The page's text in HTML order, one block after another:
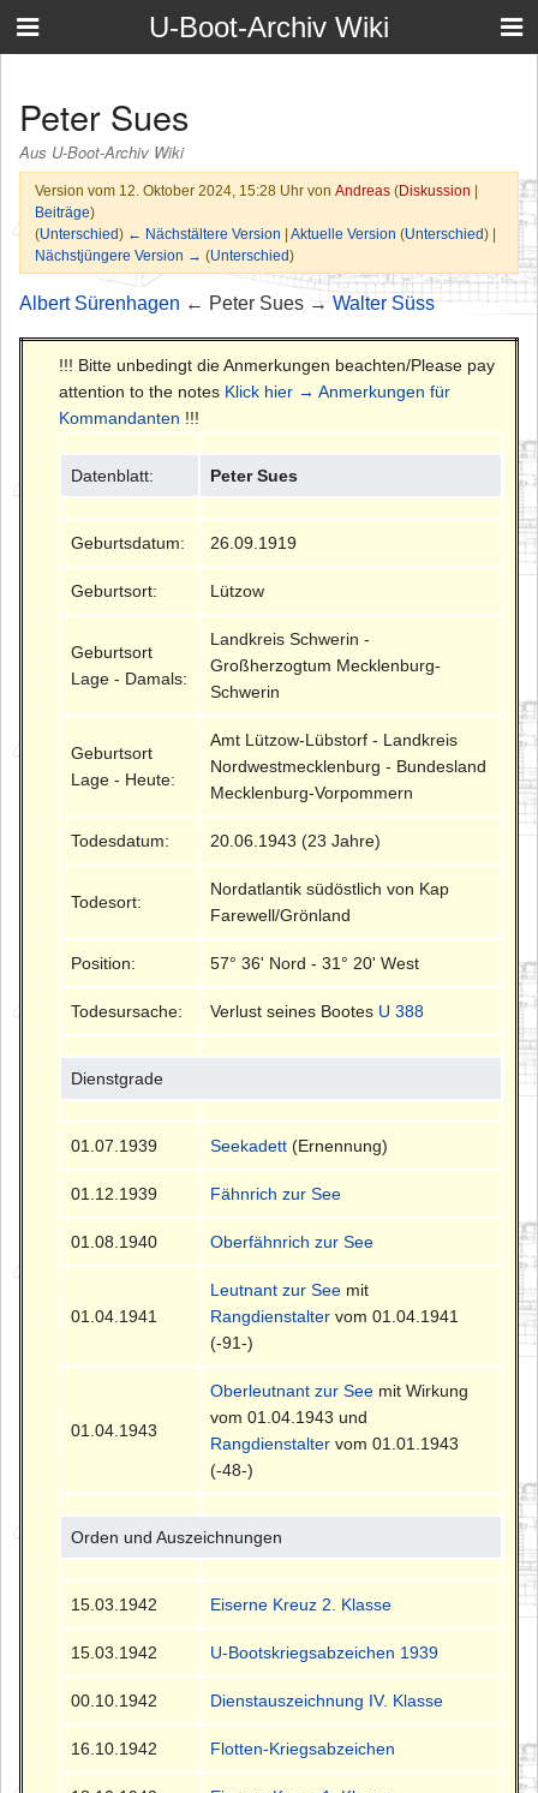
U-Boot-Archiv Wiki
Peter Sues
Aus U-Boot-Archiv Wiki
Version vom 12. Oktober 2024, 15:28 Uhr von Andreas (Diskussion |
Beiträge)
(Unterschied) ← Nächstältere Version | Aktuelle Version (Unterschied) |
Nächstjüngere Version → (Unterschied)
Albert Sürenhagen ← Peter Sues → Walter Süss
!!! Bitte unbedingt die Anmerkungen beachten/Please pay
attention to the notes Klick hier → Anmerkungen für
Kommandanten !!!
Datenblatt: Peter Sues
Geburtsdatum: 26.09.1919
Geburtsort: Lützow
Geburtsort
Lage - Damals:
Landkreis Schwerin -
Großherzogtum Mecklenburg-
Schwerin
Geburtsort
Lage - Heute:
Amt Lützow-Lübstorf - Landkreis
Nordwestmecklenburg - Bundesland
Mecklenburg-Vorpommern
Todesdatum: 20.06.1943 (23 Jahre)
Todesort:
Nordatlantik südöstlich von Kap
Farewell/Grönland
Position: 57° 36' Nord - 31° 20' West
Todesursache: Verlust seines Bootes U 388
Dienstgrade
01.07.1939 Seekadett (Ernennung)
01.12.1939 Fähnrich zur See
01.08.1940 Oberfähnrich zur See
01.04.1941
Leutnant zur See mit
Rangdienstalter vom 01.04.1941
(-91-)
01.04.1943
Oberleutnant zur See mit Wirkung
vom 01.04.1943 und
Rangdienstalter vom 01.01.1943
(-48-)
Orden und Auszeichnungen
15.03.1942 Eiserne Kreuz 2. Klasse
15.03.1942 U-Bootskriegsabzeichen 1939
00.10.1942 Dienstauszeichnung IV. Klasse
16.10.1942 Flotten-Kriegsabzeichen